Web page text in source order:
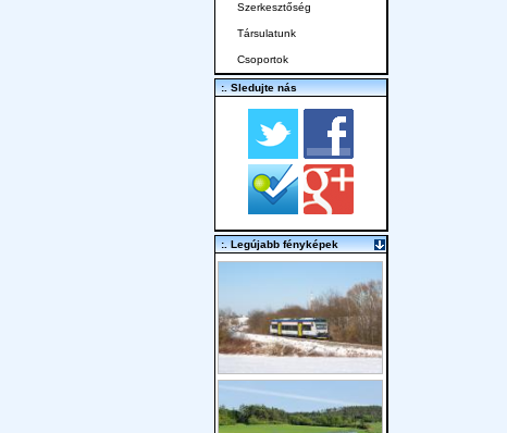
Szerkesztőség
Társulatunk
Csoportok
:. Sledujte nás
:. Legújabb fényképek